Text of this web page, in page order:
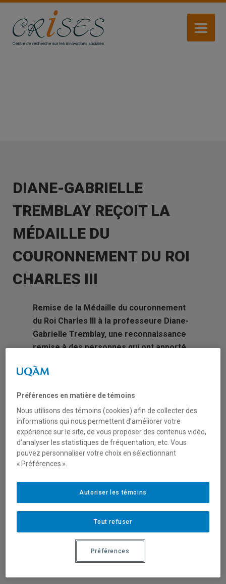
Aller
contenu
principal
DIANE-GABRIELLE
TREMBLAY REÇOIT LA
MÉDAILLE DU
COURONNEMENT DU ROI
CHARLES III
Remise de la Médaille du couronnement
du Roi Charles III à la professeure Diane-
Gabrielle Tremblay, une reconnaissance
remise à des personnes qui ont apporté
professeure titulaire à l’Université TÉLUQ et
chercheuse au CRISES, a obtenu la Médaille
du couronnement du Roi Charles III, une
reconnaissance remise à des Canadiens-nes
qui ont apporté une contribution significative
à la société !
Préférences en matière de témoins
Nous utilisons des témoins (cookies) afin de collecter des
informations qui nous permettent d’améliorer votre
expérience sur le site, de vous proposer des contenus vidéo,
d’analyser les statistiques de fréquentation, etc. Vous
pouvez personnaliser votre choix en sélectionnant
« Préférences ».
Tout refuser
Autoriser les témoins
Préférences